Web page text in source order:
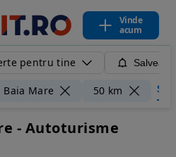
Vinde
acum
pentru tine
Baia Mare 50 km
- Autoturisme